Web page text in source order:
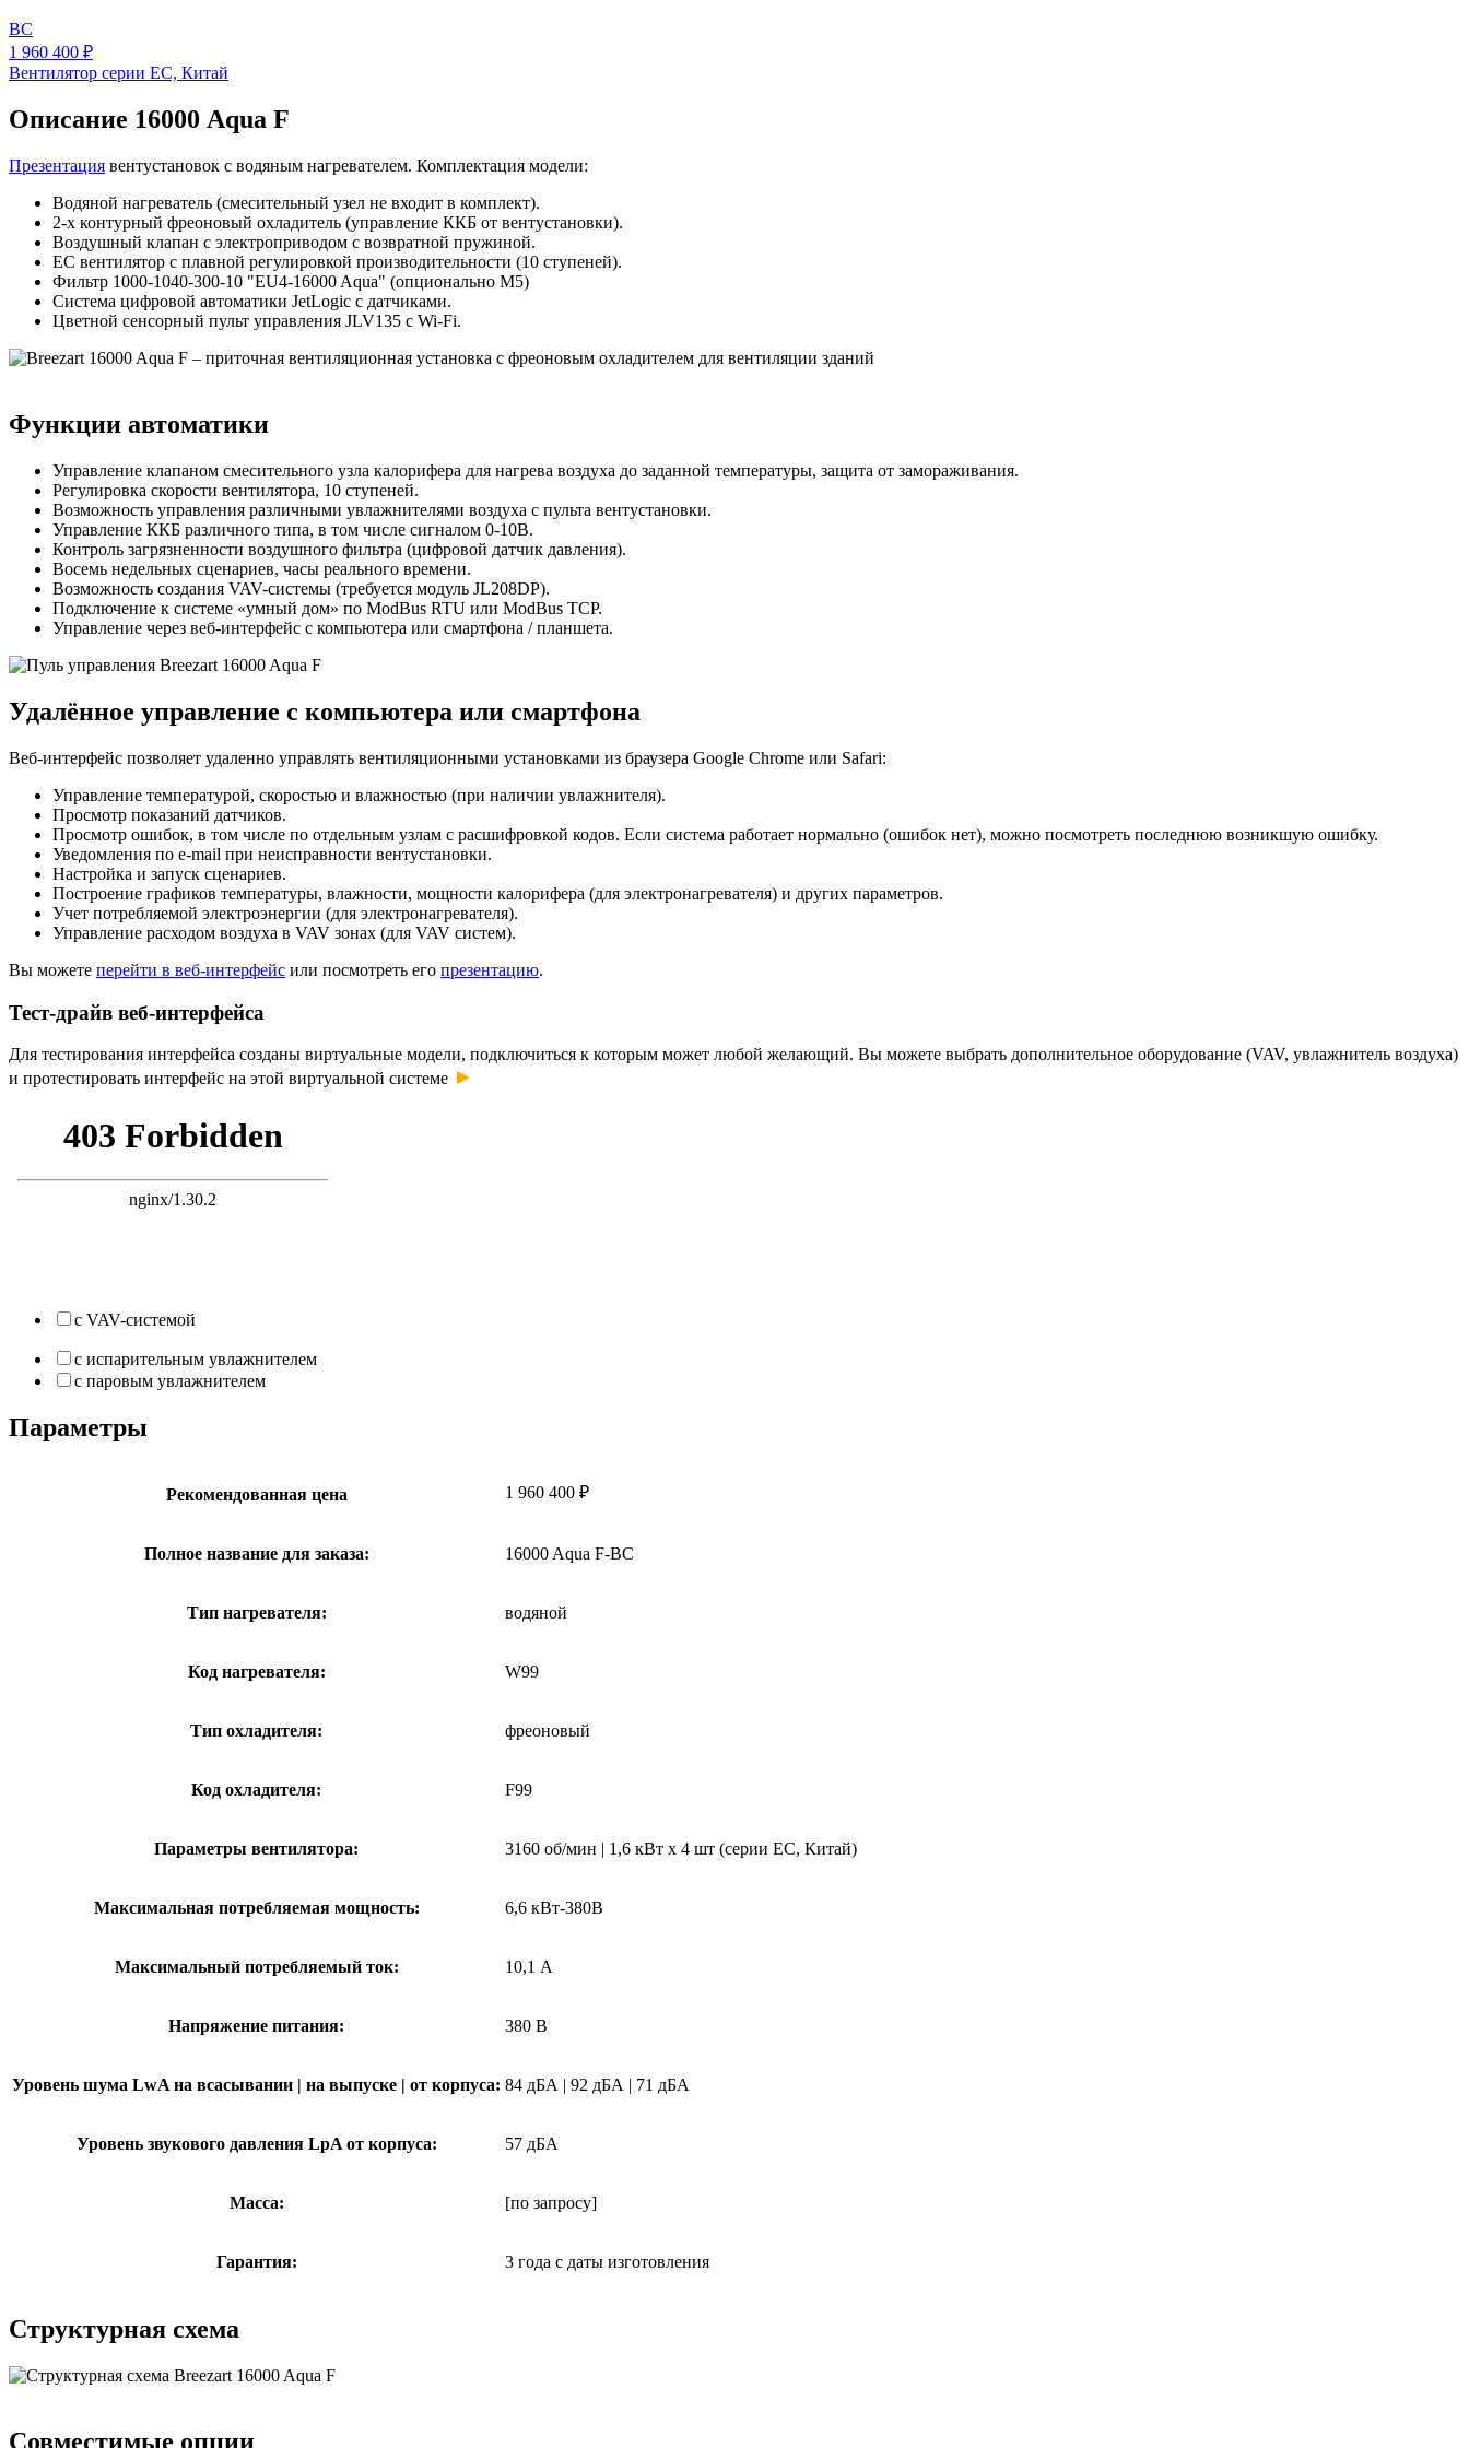
BC
1 960 400 ₽
Вентилятор серии EC, Китай
Описание 16000 Aqua F
Презентация вентустановок с водяным нагревателем. Комплектация модели:
Водяной нагреватель (смесительный узел не входит в комплект).
2-x контурный фреоновый охладитель (управление ККБ от вентустановки).
Воздушный клапан с электроприводом с возвратной пружиной.
EC вентилятор с плавной регулировкой производительности (10 ступеней).
Фильтр 1000-1040-300-10 "EU4-16000 Aqua" (опционально M5)
Система цифровой автоматики JetLogic с датчиками.
Цветной сенсорный пульт управления JLV135 c Wi-Fi.
Функции автоматики
Управление клапаном смесительного узла калорифера для нагрева воздуха до заданной температуры, защита от замораживания.
Регулировка скорости вентилятора, 10 ступеней.
Возможность управления различными увлажнителями воздуха с пульта вентустановки.
Управление ККБ различного типа, в том числе сигналом 0-10В.
Контроль загрязненности воздушного фильтра (цифровой датчик давления).
Восемь недельных сценариев, часы реального времени.
Возможность создания VAV-системы (требуется модуль JL208DP).
Подключение к системе «умный дом» по ModBus RTU или ModBus TCP.
Управление через веб-интерфейс с компьютера или смартфона / планшета.
Удалённое управление с компьютера или смартфона
Веб-интерфейс позволяет удаленно управлять вентиляционными установками из браузера Google Chrome или Safari:
Управление температурой, скоростью и влажностью (при наличии увлажнителя).
Просмотр показаний датчиков.
Просмотр ошибок, в том числе по отдельным узлам с расшифровкой кодов. Если система работает нормально (ошибок нет), можно посмотреть последнюю возникшую ошибку.
Уведомления по e-mail при неисправности вентустановки.
Настройка и запуск сценариев.
Построение графиков температуры, влажности, мощности калорифера (для электронагревателя) и других параметров.
Учет потребляемой электроэнергии (для электронагревателя).
Управление расходом воздуха в VAV зонах (для VAV систем).
Вы можете перейти в веб-интерфейс или посмотреть его презентацию.
Тест-драйв веб-интерфейса
Для тестирования интерфейса созданы виртуальные модели, подключиться к которым может любой желающий. Вы можете выбрать дополнительное оборудование (VAV, увлажнитель воздуха)
и протестировать интерфейс на этой виртуальной системе ►
с VAV-системой
с испарительным увлажнителем
с паровым увлажнителем
Параметры
Рекомендованная цена 1 960 400 ₽
Полное название для заказа: 16000 Aqua F-BC
Тип нагревателя: водяной
Код нагревателя: W99
Тип охладителя: фреоновый
Код охладителя: F99
Параметры вентилятора: 3160 об/мин | 1,6 кВт x 4 шт (серии EC, Китай)
Максимальная потребляемая мощность: 6,6 кВт-380В
Максимальный потребляемый ток: 10,1 А
Напряжение питания: 380 В
Уровень шума LwA на всасывании | на выпуске | от корпуса: 84 дБА | 92 дБА | 71 дБА
Уровень звукового давления LpA от корпуса: 57 дБА
Масса: [по запросу]
Гарантия: 3 года с даты изготовления
Структурная схема
Совместимые опции